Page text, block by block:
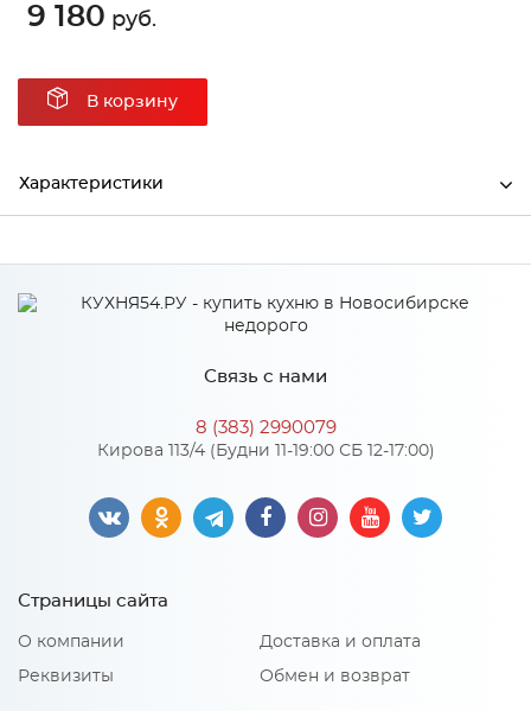
9 180 руб.
В корзину
Характеристики
Связь с нами
8 (383) 2990079
Кирова 113/4 (Будни 11-19:00 СБ 12-17:00)
Страницы сайта
О компании
Реквизиты
Доставка и оплата
Обмен и возврат